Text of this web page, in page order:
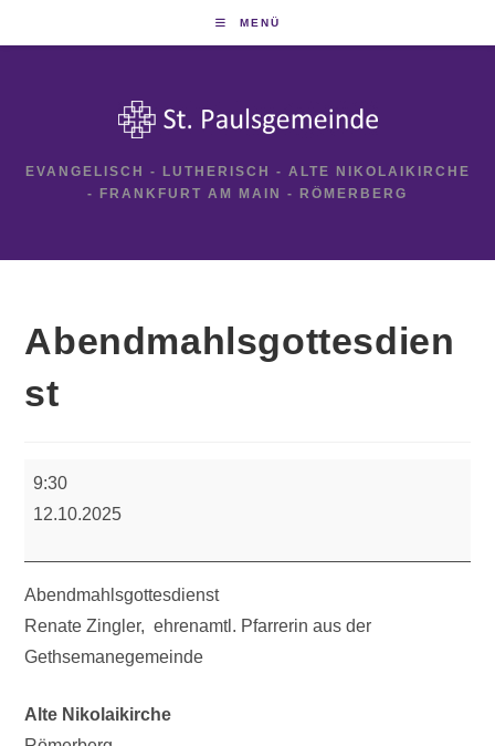
MENÜ
EVANGELISCH - LUTHERISCH - ALTE NIKOLAIKIRCHE
- FRANKFURT AM MAIN - RÖMERBERG
Abendmahlsgottesdien
st
9:30
12.10.2025
Abendmahlsgottesdienst
Renate Zingler, ehrenamtl. Pfarrerin aus der
Gethsemanegemeinde
Alte Nikolaikirche